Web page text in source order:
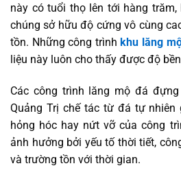
này có tuổi thọ lên tới hàng
chúng sở hữu độ cứng vô cùng
tồn. Những công trìnhkhu lăng
liệu này luôn cho thấy được độ
Các công trình lăng mộ đá
Quảng Trị chế tác từ đá tự nhiên
hỏng hóc hay nứt vỡ của công
ảnh hưởng bởi yếu tố thời tiết,
và trường tồn với thời gian.